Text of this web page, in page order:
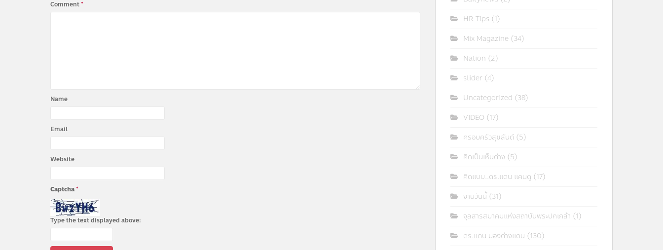
Comment*
Name
Email
Website
Captcha*
Type the text displayed above:
HR Tips (1)
Mix Magazine (34)
Nation (2)
slider (4)
Uncategorized (38)
VIDEO (17)
ครอบครัวสุขสันต์ (5)
คิดเป็นเห็นต่าง (5)
คิดแบบ..ดร.แดน แคนดู (17)
งานวันนี้ (31)
จุลสารสมาคมแห่งสถาบันพระปกเกล้า (1)
ดร.แดน มองต่างแดน (130)